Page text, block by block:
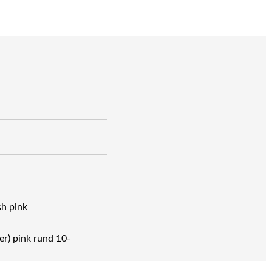
pink
pink rund 10-